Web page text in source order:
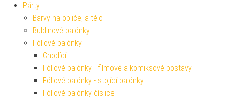
Párty
Barvy na obličej a tělo
Bublinové balónky
Fóliové balónky
Chodící
Fóliové balónky - filmové a komiksové postavy
Fóliové balónky - stojící balónky
Fóliové balónky číslice